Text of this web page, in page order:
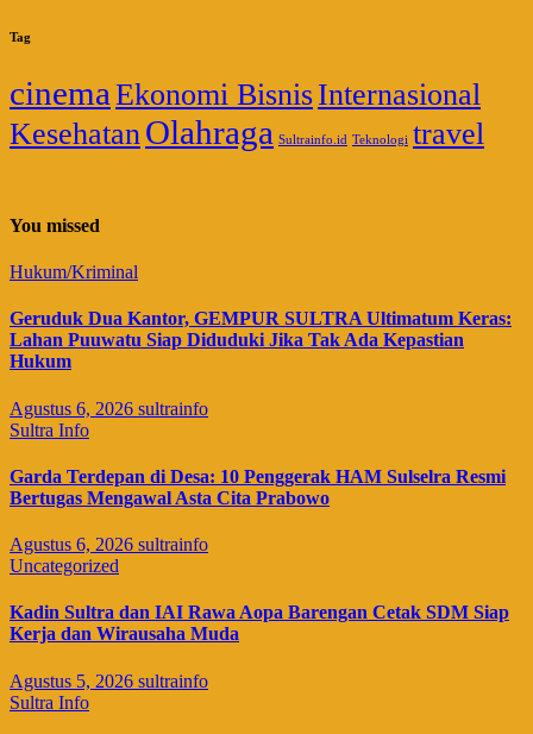
Tag
cinema Ekonomi BisnisInternasional
Kesehatan Olahraga Sultrainfo.id Teknologi travel
You missed
Hukum/Kriminal
Geruduk Dua Kantor, GEMPUR SULTRA Ultimatum Keras:
Lahan Puuwatu Siap Diduduki Jika Tak Ada Kepastian
Hukum
Agustus 6, 2026 sultrainfo
Sultra Info
Garda Terdepan di Desa: 10 Penggerak HAM Sulselra Resmi
Bertugas Mengawal Asta Cita Prabowo
Agustus 6, 2026 sultrainfo
Uncategorized
Kadin Sultra dan IAI Rawa Aopa Barengan Cetak SDM Siap
Kerja dan Wirausaha Muda
Agustus 5, 2026 sultrainfo
Sultra Info